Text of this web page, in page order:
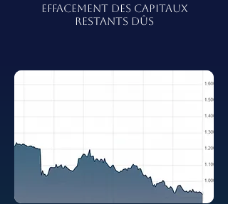
EFFACEMENT DES CAPITAUX
RESTANTS DÛS